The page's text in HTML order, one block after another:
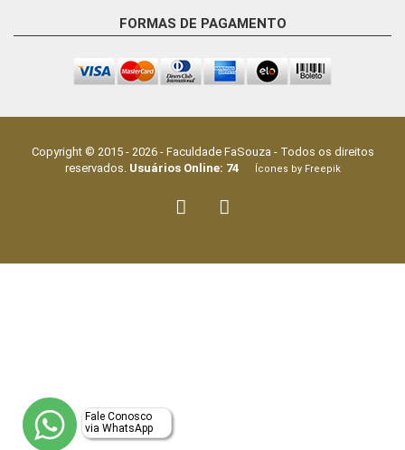
FORMAS DE PAGAMENTO
Copyright © 2015 - 2026- Faculdade FaSouza - Todos os direitos
reservados. Usuários Online: 74Ícones by Freepik
Fale Conosco
via WhatsApp